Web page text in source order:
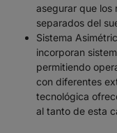
asegurar que los
separados del
Sistema
incorporan
permitiendo
con diferentes
tecnológica
al tanto de esta